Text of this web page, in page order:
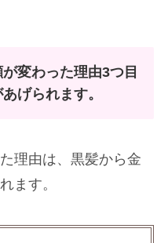
変わった理由3つ目
げられます。
理由は、黒髪から金
ます。